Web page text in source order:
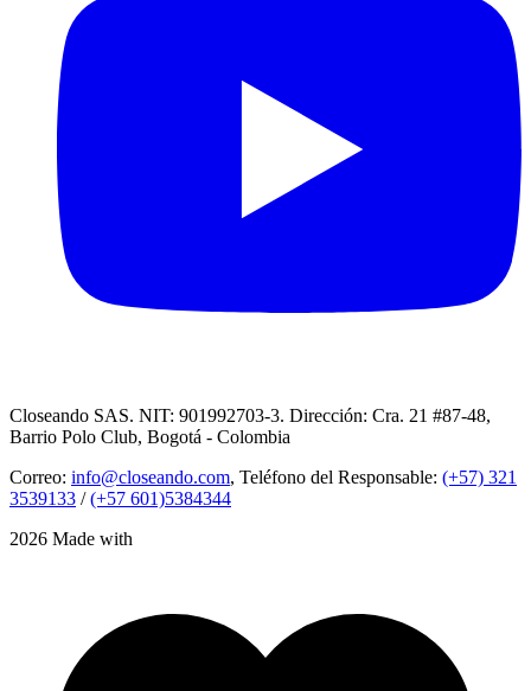
Closeando SAS. NIT: 901992703-3. Dirección: Cra. 21 #87-48,
Barrio Polo Club, Bogotá - Colombia
Correo: info@closeando.com, Teléfono del Responsable: (+57) 321
3539133 /(+57 601)5384344
2026 Made with